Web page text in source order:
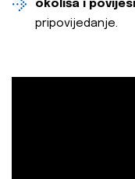
okoliša i
pripovijedanje.